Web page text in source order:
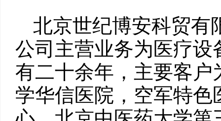
北京世纪博安科贸有
公司主营业务为医疗
有二十余年，主要客
学华信医院，空军特